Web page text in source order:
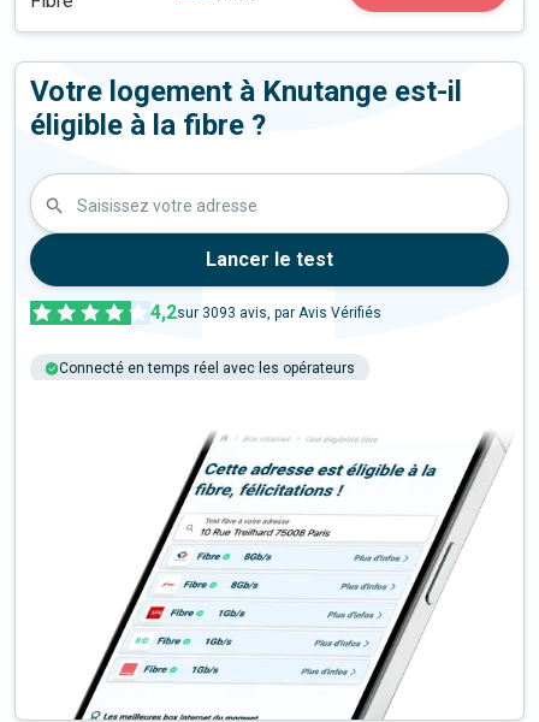
Votre logement à Knutange est-il
éligible à la fibre ?
Saisissez votre adresse
Lancer le test
4,2sur 3093 avis, par Avis Vérifiés
Connecté en temps réel avec les opérateurs